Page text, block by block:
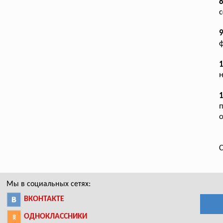
Мы в социальных сетях:
ВКОНТАКТЕ
ОДНОКЛАССНИКИ